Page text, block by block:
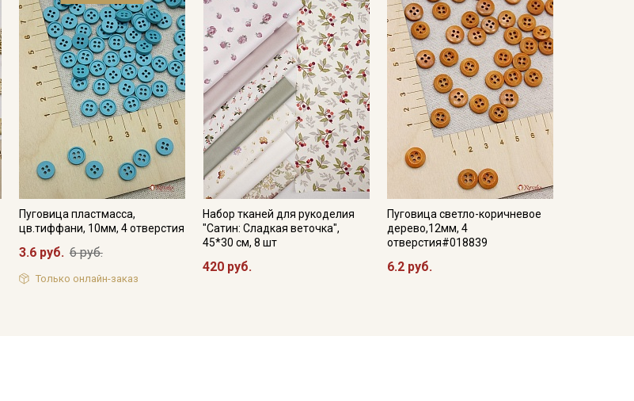
Пуговица пластмасса,
цв.тиффани, 10мм, 4 отверстия
3.6 руб. 6 руб.
Только онлайн-заказ
Набор тканей для рукоделия
"Сатин: Сладкая веточка",
45*30 см, 8 шт
420 руб.
Пуговица светло-коричневое
дерево,12мм, 4
отверстия#018839
6.2 руб.